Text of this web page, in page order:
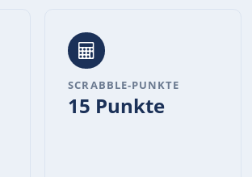
SCRABBLE-PUNKTE
15 Punkte